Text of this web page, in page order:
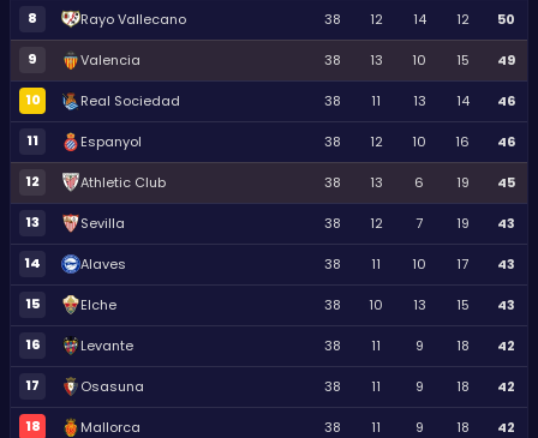
8 Rayo Vallecano 38 12 14 12 50
9 Valencia 38 13 10 15 49
10 Real Sociedad 38 11 13 14 46
11 Espanyol 38 12 10 16 46
12 Athletic Club 38 13 6 19 45
13 Sevilla 38 12 7 19 43
14 Alaves 38 11 10 17 43
15 Elche 38 10 13 15 43
16 Levante 38 11 9 18 42
17 Osasuna 38 11 9 18 42
18 Mallorca 38 11 9 18 42